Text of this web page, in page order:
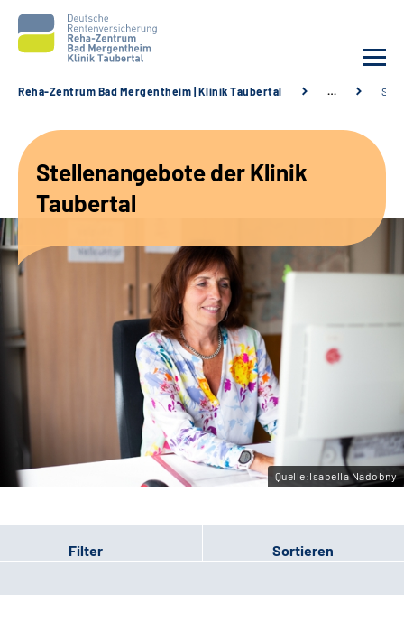
Unsere Angebote
Karriere
Sozialdienste & Zuweisende
Leichte Sprache
Gebärdensprache
Reha-Zentrum Bad Mergentheim | Klinik Taubertal …
Stellenangebote der Klinik
Taubertal
Quelle:Isabella Nadobny
Filter Sortieren